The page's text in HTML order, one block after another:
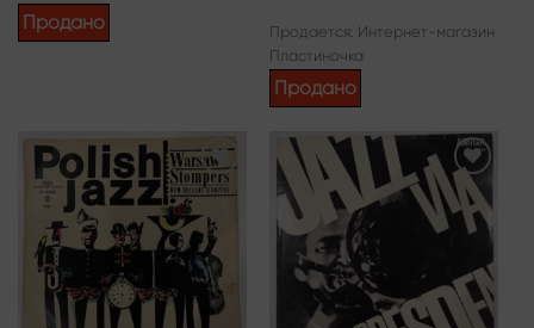
Продано
товар
Опции
можно
выбрать
на
странице
Продается: Интернет-магазин
Пластиночка
Продано
Add to
wishlist
Add to
wishlist